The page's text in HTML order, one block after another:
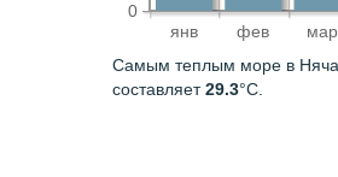
янв фев мар
0
Самым теплым море в
составляет29.3°C.